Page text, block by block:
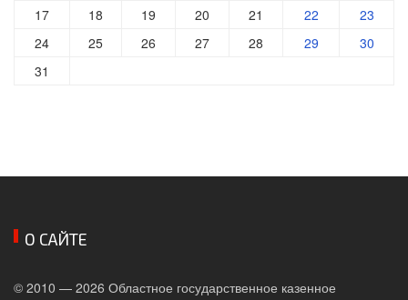
17
18 19 20 21 22
23
24
25 26 27 28 29
30
31
О САЙТЕ
© 2010 — 2026 Областное государственное казенное